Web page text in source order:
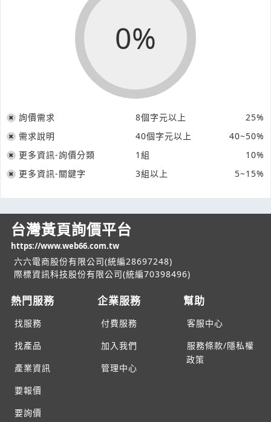
0%
詢價需求 8個字元以上
25%
需求說明
40個字元以上
40~50%
更多資訊-詢價分類
1組
10%
更多資訊-關鍵字
3組以上 5~15%
台灣黃頁詢價平台
https://www.web66.com.tw
六六電商股份有限公司(統編28697248)
際標資訊科技股份有限公司(統編70398496)
熱門服務
找服務
找產品
產業資訊
要報價
要詢價
企業服務
付費服務
加入我們
管理中心
幫助
客服中心
服務條款/隱私權
政策